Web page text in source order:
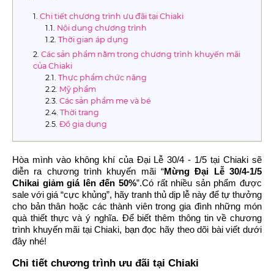
Chi tiết chương trình ưu đãi tại Chiaki
Nội dung chương trình
Thời gian áp dụng
Các sản phẩm nằm trong chương trình khuyến mãi
của Chiaki
Thực phẩm chức năng
Mỹ phẩm
Các sản phẩm mẹ và bé
Thời trang
Đồ gia dụng
Hòa mình vào không khí của Đại Lễ 30/4 - 1/5 tại Chiaki sẽ
diễn ra chương trình khuyến mãi “Mừng Đại Lễ 30/4-1/5
Chikai giảm giá lên đến 50%”.Có rất nhiều sản phẩm được
sale với giá “cực khủng”, hãy tranh thủ dịp lễ này để tự thưởng
cho bản thân hoặc các thành viên trong gia đình những món
quà thiết thực và ý nghĩa. Để biết thêm thông tin về chương
trình khuyến mãi tại Chiaki, bạn đọc hãy theo dõi bài viết dưới
đây nhé!
Chi tiết chương trình ưu đãi tại Chiaki